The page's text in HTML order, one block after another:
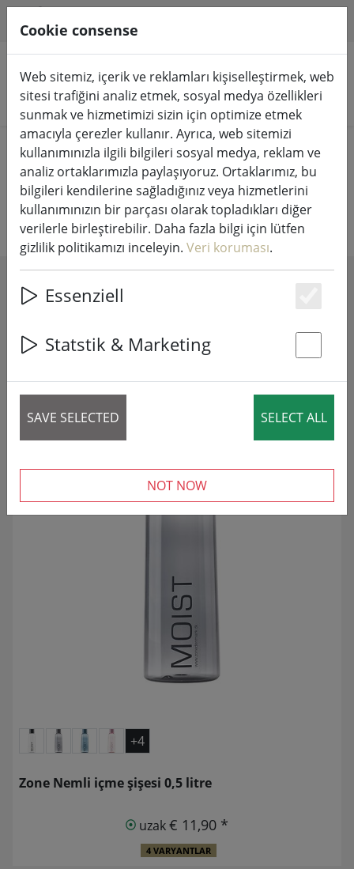
Ürünleri arayın
Home Mutfak & Yemek Thermo & To Go bardak
Termo kupa
AZALTILMIŞ! SALE
+4
Zone Nemli içme şişesi 0,5 litre
uzak€ 11,90 *
4 VARYANTLAR
Cookie consense
Web sitemiz, içerik ve reklamları kişiselleştirmek, web
sitesi trafiğini analiz etmek, sosyal medya özellikleri
sunmak ve hizmetimizi sizin için optimize etmek
amacıyla çerezler kullanır. Ayrıca, web sitemizi
kullanımınızla ilgili bilgileri sosyal medya, reklam ve
analiz ortaklarımızla paylaşıyoruz. Ortaklarımız, bu
bilgileri kendilerine sağladığınız veya hizmetlerini
kullanımınızın bir parçası olarak topladıkları diğer
verilerle birleştirebilir. Daha fazla bilgi için lütfen
gizlilik politikamızı inceleyin. Veri koruması.
Essenziell
Statstik & Marketing
SAVE SELECTED SELECT ALL
NOT NOW